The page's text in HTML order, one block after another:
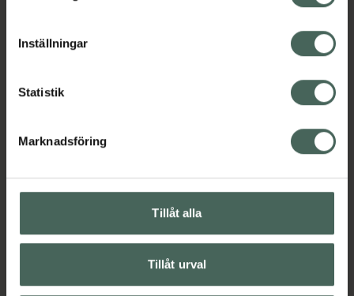
cookieinställningar. Ett återkallat samtycke påverkar inte
lagligheten av behandling som skett innan återkallelsen.
Inställningar
Statistik
Marknadsföring
Tillåt alla
Tillåt urval